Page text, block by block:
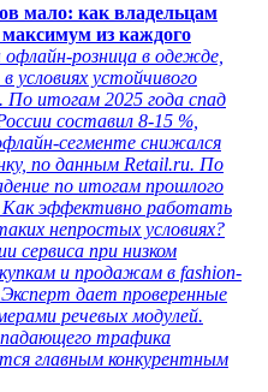
мало: как владельцам
из каждого
офлайн-розница в одежде,
условиях устойчивого
итогам 2025 года спад
составил 8-15 %,
сегменте снижался
по данным Retail.ru. По
по итогам прошлого
Как эффективно работать
непростых условиях?
сервиса при низком
и продажам в fashion-
дает проверенные
речевых модулей.
падающего трафика
главным конкурентным